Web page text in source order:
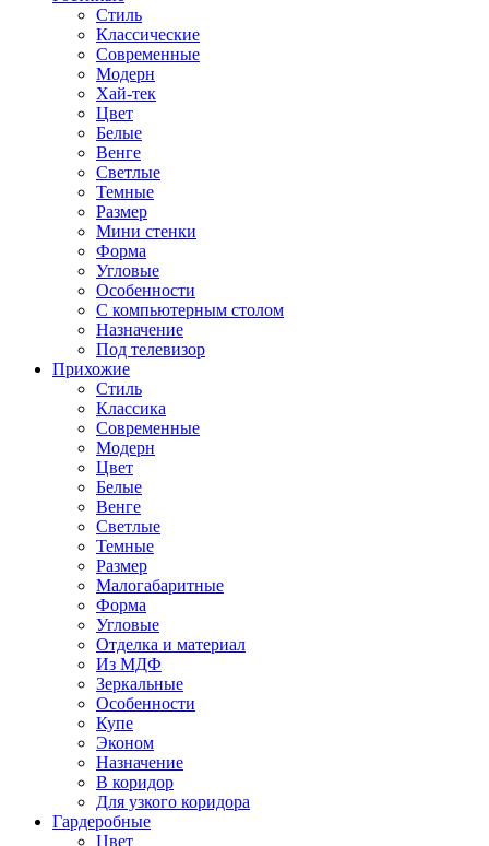
Стиль
Классические
Современные
Модерн
Хай-тек
Цвет
Белые
Венге
Светлые
Темные
Размер
Мини стенки
Форма
Угловые
Особенности
С компьютерным столом
Назначение
Под телевизор
Прихожие
Стиль
Классика
Современные
Модерн
Цвет
Белые
Венге
Светлые
Темные
Размер
Малогабаритные
Форма
Угловые
Отделка и материал
Из МДФ
Зеркальные
Особенности
Купе
Эконом
Назначение
В коридор
Для узкого коридора
Гардеробные
Цвет